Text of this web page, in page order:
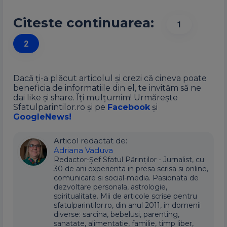
Citeste continuarea:
1
2
Dacă ți-a plăcut articolul și crezi că cineva poate
beneficia de informatiile din el, te invităm să ne
dai like și share. Îți mulțumim! Urmărește
Sfatulparintilor.ro și pe Facebook și
GoogleNews!
Articol redactat de:
Adriana Vaduva
Redactor-Șef Sfatul Părinților - Jurnalist, cu
30 de ani experienta in presa scrisa si online,
comunicare si social-media. Pasionata de
dezvoltare personala, astrologie,
spiritualitate. Mii de articole scrise pentru
sfatulparintilor.ro, din anul 2011, in domenii
diverse: sarcina, bebelusi, parenting,
sanatate, alimentatie, familie, timp liber,